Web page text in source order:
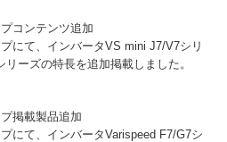
コンテンツ追加
にて、インバータVS mini J7/V7シリ
ーズの特長を追加掲載しました。
掲載製品追加
にて、インバータVarispeed F7/G7シ